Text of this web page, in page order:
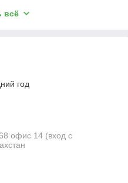
надежные решения
всё
год
офис 14 (вход с